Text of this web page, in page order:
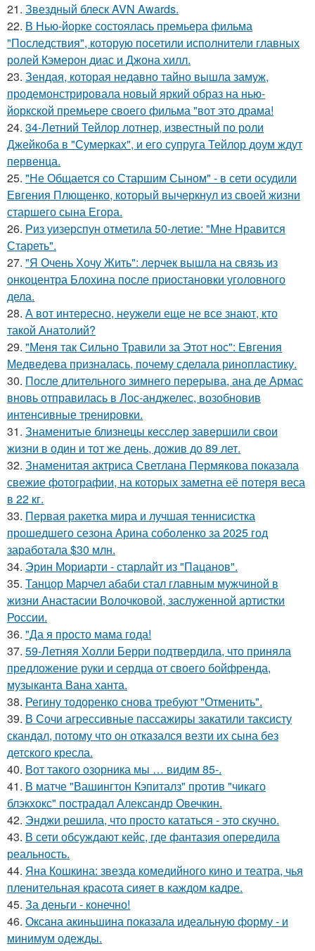
21. Звездный блеск AVN Awards.
22. В Нью-йорке состоялась премьера фильма
"Последствия", которую посетили исполнители главных
ролей Кэмерон диас и Джона хилл.
23. Зендая, которая недавно тайно вышла замуж,
продемонстрировала новый яркий образ на нью-
йоркской премьере своего фильма "вот это драма!
24. 34-Летний Тейлор лотнер, известный по роли
Джейкоба в "Сумерках", и его супруга Тейлор доум ждут
первенца.
25. "Не Общается со Старшим Сыном" - в сети осудили
Евгения Плющенко, который вычеркнул из своей жизни
старшего сына Егора.
26. Риз уизерспун отметила 50-летие: "Мне Нравится
Стареть".
27. "Я Очень Хочу Жить": лерчек вышла на связь из
онкоцентра Блохина после приостановки уголовного
дела.
28. А вот интересно, неужели еще не все знают, кто
такой Анатолий?
29. "Меня так Сильно Травили за Этот нос": Евгения
Медведева призналась, почему сделала ринопластику.
30. После длительного зимнего перерыва, ана де Армас
вновь отправилась в Лос-анджелес, возобновив
интенсивные тренировки.
31. Знаменитые близнецы кесслер завершили свои
жизни в один и тот же день, дожив до 89 лет.
32. Знаменитая актриса Светлана Пермякова показала
свежие фотографии, на которых заметна её потеря веса
в 22 кг.
33. Первая ракетка мира и лучшая теннисистка
прошедшего сезона Арина соболенко за 2025 год
заработала $30 млн.
34. Эрин Мориарти - старлайт из "Пацанов".
35. Танцор Марчел абаби стал главным мужчиной в
жизни Анастасии Волочковой, заслуженной артистки
России.
36. "Да я просто мама года!
37. 59-Летняя Холли Берри подтвердила, что приняла
предложение руки и сердца от своего бойфренда,
музыканта Вана ханта.
38. Регину тодоренко снова требуют "Отменить".
39. В Сочи агрессивные пассажиры закатили таксисту
скандал, потому что он отказался везти их сына без
детского кресла.
40. Вот такого озорника мы … видим 85-.
41. В матче "Вашингтон Кэпиталз" против "чикаго
блэкхокс" пострадал Александр Овечкин.
42. Энджи решила, что просто кататься - это скучно.
43. В сети обсуждают кейс, где фантазия опередила
реальность.
44. Яна Кошкина: звезда комедийного кино и театра, чья
пленительная красота сияет в каждом кадре.
45. За деньги - конечно!
46. Оксана акиньшина показала идеальную форму - и
минимум одежды.